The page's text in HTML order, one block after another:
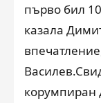
първо бил
казала
корумпиран